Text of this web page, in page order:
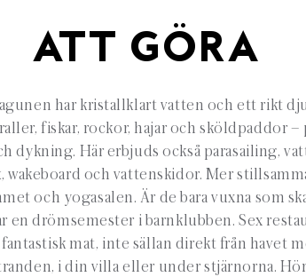
ATT GÖRA
har kristallklart vatten och ett rikt
fiskar, rockor, hajar och sköldpaddor
dykning. Här erbjuds också parasailing,
wakeboard och vattenskidor. Mer
och yogasalen. Är de bara vuxna som
en drömsemester i barnklubben. Sex
mat, inte sällan direkt från havet
i din villa eller under stjärnorna.